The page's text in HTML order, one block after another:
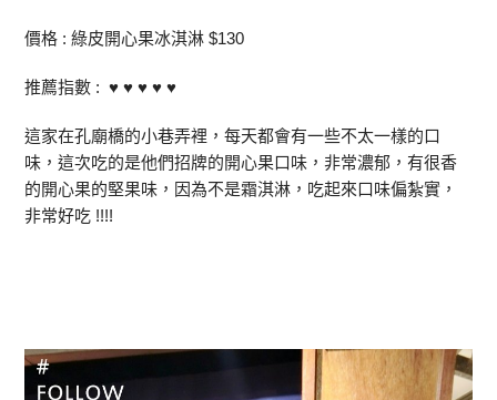
價格 : 綠皮開心果冰淇淋 $130
推薦指數 : ♥ ♥ ♥ ♥ ♥
這家在孔廟橋的小巷弄裡，每天都會有一些不太一樣的口
味，這次吃的是他們招牌的開心果口味，非常濃郁，有很香
的開心果的堅果味，因為不是霜淇淋，吃起來口味偏紮實，
非常好吃 !!!!